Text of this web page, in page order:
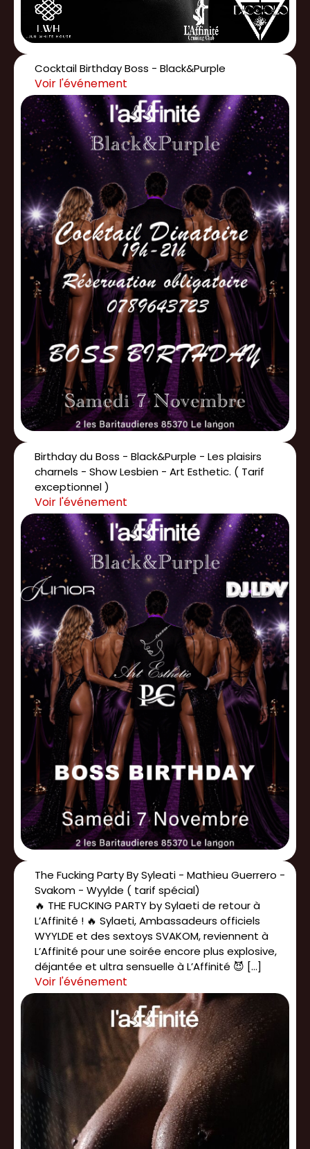
Cocktail Birthday Boss - Black&Purple
Birthday du Boss - Black&Purple - Les plaisirs
charnels - Show Lesbien - Art Esthetic. ( Tarif
exceptionnel )
The Fucking Party By Syleati - Mathieu Guerrero -
Svakom - Wyylde ( tarif spécial)
🔥 THE FUCKING PARTY by Sylaeti de retour à
L’Affinité ! 🔥 Sylaeti, Ambassadeurs officiels
WYYLDE et des sextoys SVAKOM, reviennent à
L’Affinité pour une soirée encore plus explosive,
déjantée et ultra sensuelle à L’Affinité 😈 […]